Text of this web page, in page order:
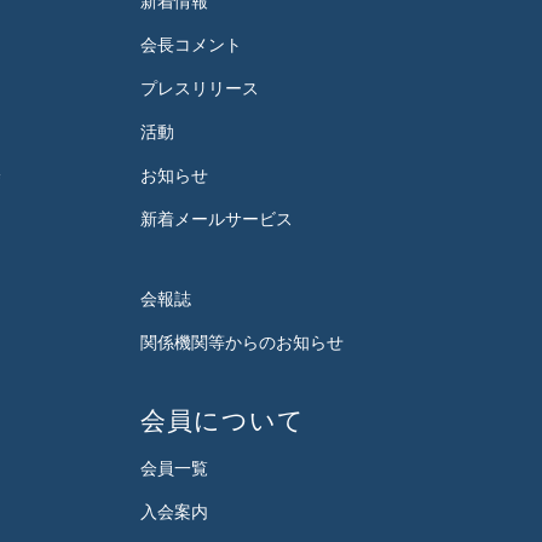
会長コメント
プレスリリース
活動
お知らせ
新着メールサービス
会報誌
関係機関等からのお知らせ
会員について
会員一覧
入会案内